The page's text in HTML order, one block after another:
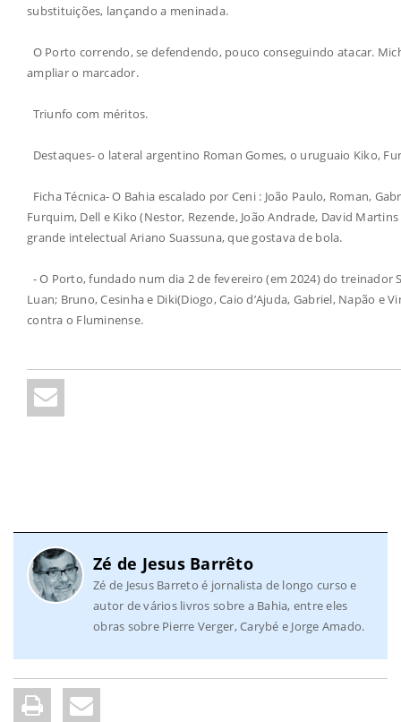
substituições, lançando a meninada.
O Porto correndo, se defendendo, pouco conseguindo atacar.
ampliar o marcador.
Triunfo com méritos.
Destaques- o lateral argentino Roman Gomes, o uruguaio Kiko,
Ficha Técnica- O Bahia escalado por Ceni : João Paulo, Roman,
Furquim, Dell e Kiko (Nestor, Rezende, João Andrade, David
grande intelectual Ariano Suassuna, que gostava de bola.
- O Porto, fundado num dia 2 de fevereiro (em 2024) do treinador
Luan; Bruno, Cesinha e Diki(Diogo, Caio d’Ajuda, Gabriel, Napão
contra o Fluminense.
Zé de Jesus Barrêto
Zé de Jesus Barreto é jornalista de longo curso e
autor de vários livros sobre a Bahia, entre eles
obras sobre Pierre Verger, Carybé e Jorge Amado.